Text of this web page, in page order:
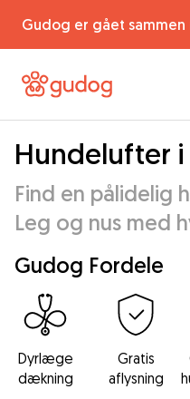
Gudog er gået sammen
Hundelufter
Find en pålidelig
Leg og nus med
Gudog Fordele
Dyrlæge
dækning
Gratis
aflysning